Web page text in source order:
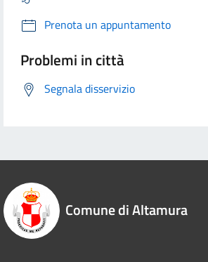
Prenota un appuntamento
Problemi in città
Segnala disservizio
Comune di Altamura